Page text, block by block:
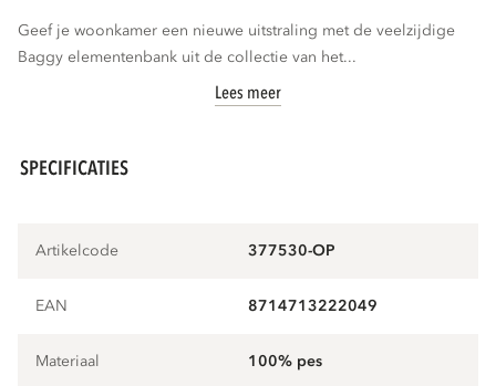
Geef je woonkamer een nieuwe uitstraling met de veelzijdige
Baggy elementenbank uit de collectie van het...
Lees meer
SPECIFICATIES
Artikelcode 377530-OP
EAN 8714713222049
Materiaal 100% pes